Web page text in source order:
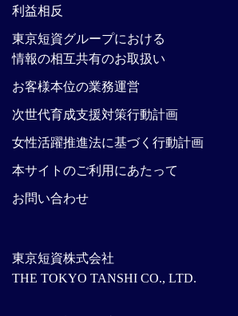
東京短資株式会社
THE TOKYO TANSHI CO., LTD.
利益相反
東京短資グループにおける
情報の相互共有のお取扱い
お客様本位の業務運営
次世代育成支援対策行動計画
女性活躍推進法に基づく行動計画
本サイトのご利用にあたって
お問い合わせ